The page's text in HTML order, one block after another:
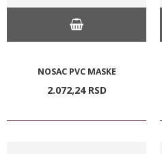
NOSAC PVC MASKE
2.072,24 RSD